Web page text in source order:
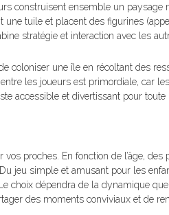
construisent ensemble un paysage
tuile et placent des figurines
stratégie et interaction avec les
coloniser une île en récoltant des
les joueurs est primordiale, car
accessible et divertissant pour toute
proches. En fonction de l’âge,
jeu simple et amusant pour les
choix dépendra de la dynamique
des moments conviviaux et de